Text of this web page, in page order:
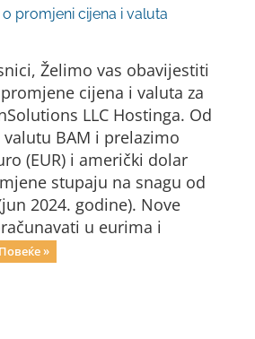
promjeni cijena i valuta
Želimo vas obavijestiti
cijena i valuta za
LLC Hostinga. Od
BAM i prelazimo
(EUR) i američki dolar
stupaju na snagu od
2024. godine). Nove
u eurima i
Повеќе »